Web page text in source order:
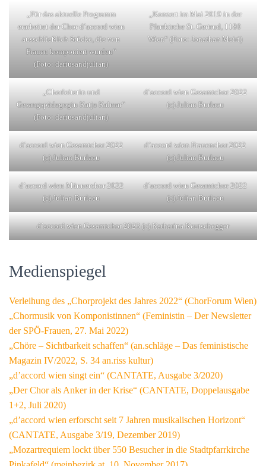
„Für das aktuelle Programm
erarbeitet der Chor d’accord wien
ausschließlich Stücke, die von
Frauen komponiert wurden“
(Foto: dariusandjulian)
„Konzert im Mai 2019 in der
Pfarrkirche St. Gertrud, 1180
Wien“ (Foto: Jonathan Meiri)
„Chorleiterin und
Gesangspädagogin Katja Kalmar“
(Foto: dariusandjulian)
d’accord wien Gesamtchor 2022
(c) Julian Burlacu
d’accord wien Gesamtchor 2022
(c) Julian Burlacu
d’accord wien Frauenchor 2022
(c) Julian Burlacu
d’accord wien Männerchor 2022
(c) Julian Burlacu
d’accord wien Gesamtchor 2022
(c) Julian Burlacu
d’accord wien Gesamtchor 2023 (c) Katharina Keutschegger
Medienspiegel
Verleihung des „Chorprojekt des Jahres 2022“ (ChorForum Wien)
„Chormusik von Komponistinnen“ (Feministin – Der Newsletter
der SPÖ-Frauen, 27. Mai 2022)
„Chöre – Sichtbarkeit schaffen“ (an.schläge – Das feministische
Magazin IV/2022, S. 34 an.riss kultur)
„d’accord wien singt ein“ (CANTATE, Ausgabe 3/2020)
„Der Chor als Anker in der Krise“ (CANTATE, Doppelausgabe
1+2, Juli 2020)
„d’accord wien erforscht seit 7 Jahren musikalischen Horizont“
(CANTATE, Ausgabe 3/19, Dezember 2019)
„Mozartrequiem lockt über 550 Besucher in die Stadtpfarrkirche